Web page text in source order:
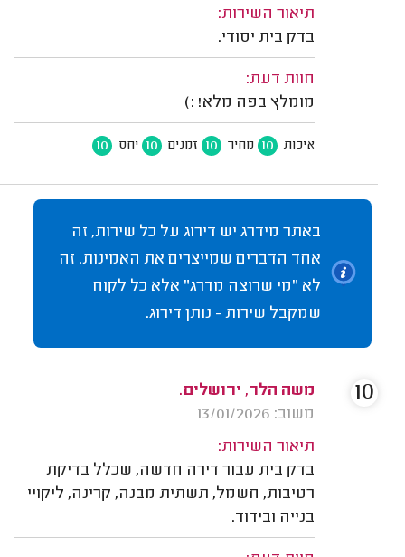
תיאור השירות:
בדק בית יסודי.
חוות דעת:
מומלץ בפה מלא! :)
איכות 10 מחיר 10 זמנים 10 יחס 10
באתר מידרג יש דירוג על כל שירות, זה
אחד הדברים שמייצרים את האמינות. זה
לא "מי שרוצה מדרג" אלא כל לקוח
שמקבל שירות - נותן דירוג.
משה הלר, ירושלים.
משוב: 13/01/2026
תיאור השירות:
בדק בית עבור דירה חדשה, שכלל בדיקת
רטיבות, חשמל, תשתית מבנה, קרינה, ליקויי
בנייה ובידוד.
10